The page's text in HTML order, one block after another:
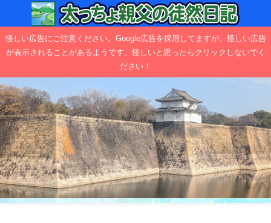
怪しい広告にご注意ください。Google広告を採用してますが、怪しい広告
が表示されることがあるようです。怪しいと思ったらクリックしないでく
ださい！